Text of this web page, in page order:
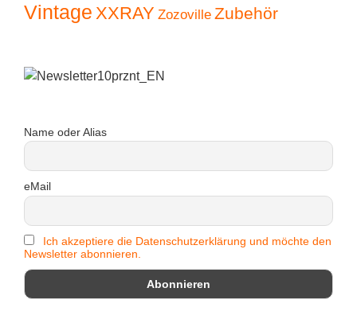
Vintage XXRAY Zozoville Zubehör
Name oder Alias
eMail
Ich akzeptiere die Datenschutzerklärung und möchte den
Newsletter abonnieren.